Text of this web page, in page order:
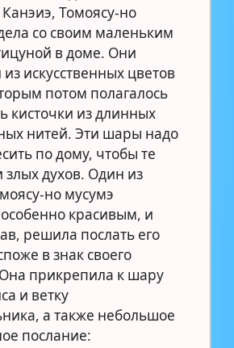
Томоясу-но
со своим маленьким
в доме. Они
из искусственных цветов
потом полагалось
кисточки из длинных
нитей. Эти шары надо
по дому, чтобы те
злых духов. Один из
но мусумэ
красивым, и
решила послать его
в знак своего
прикрепила к шару
и ветку
а также небольшое
послание: